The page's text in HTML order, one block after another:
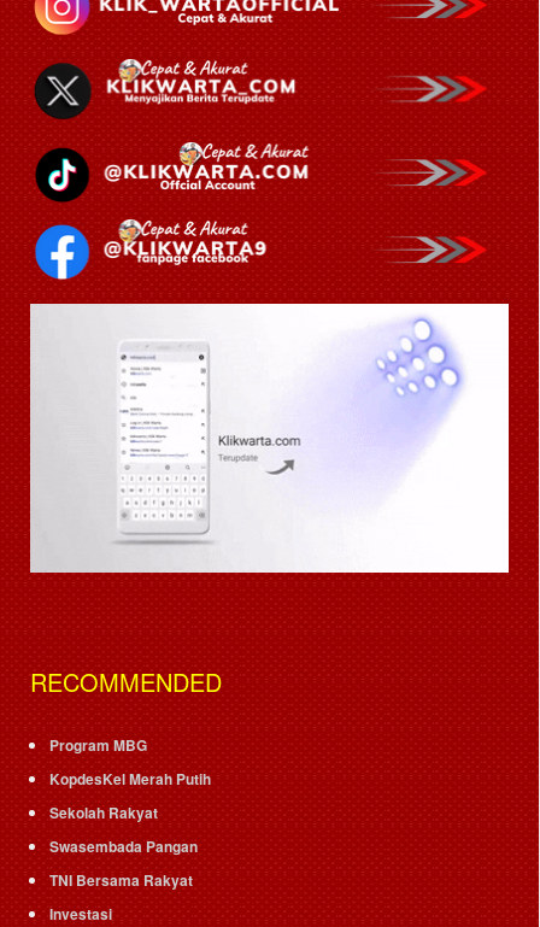
RECOMMENDED
Program MBG
KopdesKel Merah Putih
Sekolah Rakyat
Swasembada Pangan
TNI Bersama Rakyat
Investasi